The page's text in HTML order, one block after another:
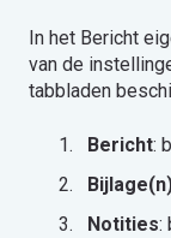
In het Bericht
van de
tabbladen
Bericht:
Notities: